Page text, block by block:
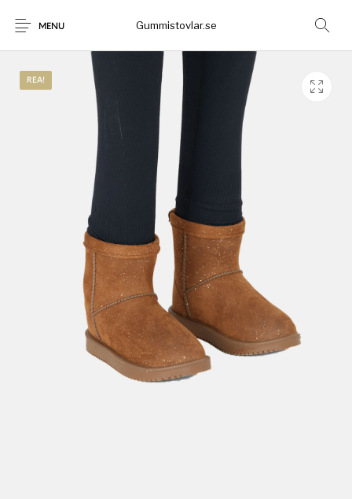
MENU Gummistovlar.se
REA!